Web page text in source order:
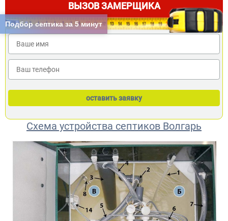
ВЫЗОВ ЗАМЕРЩИКА
Схема устройства септиков Волгарь
Подбор септика за 5 минут